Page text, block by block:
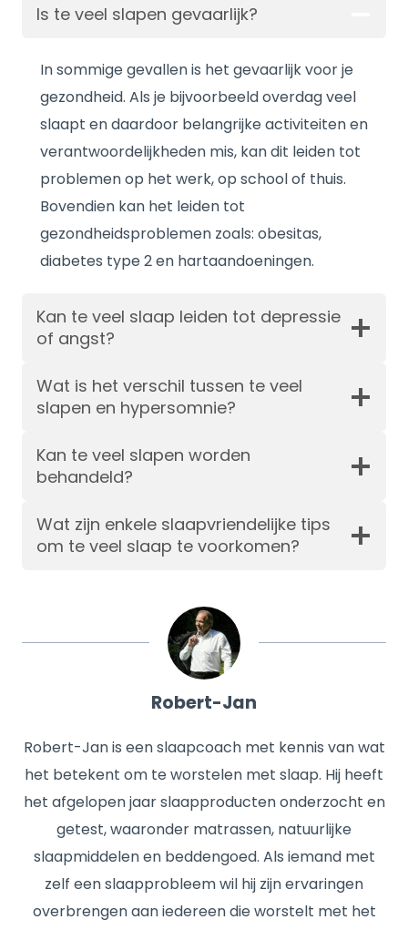
Is te veel slapen gevaarlijk?
In sommige gevallen is het gevaarlijk voor je
gezondheid. Als je bijvoorbeeld overdag veel
slaapt en daardoor belangrijke activiteiten en
verantwoordelijkheden mis, kan dit leiden tot
problemen op het werk, op school of thuis.
Bovendien kan het leiden tot
gezondheidsproblemen zoals: obesitas,
diabetes type 2 en hartaandoeningen.
Kan te veel slaap leiden tot depressie
of angst?
Wat is het verschil tussen te veel
slapen en hypersomnie?
Kan te veel slapen worden
behandeld?
Wat zijn enkele slaapvriendelijke tips
om te veel slaap te voorkomen?
Robert-Jan
Robert-Jan is een slaapcoach met kennis van wat
het betekent om te worstelen met slaap. Hij heeft
het afgelopen jaar slaapproducten onderzocht en
getest, waaronder matrassen, natuurlijke
slaapmiddelen en beddengoed. Als iemand met
zelf een slaapprobleem wil hij zijn ervaringen
overbrengen aan iedereen die worstelt met het